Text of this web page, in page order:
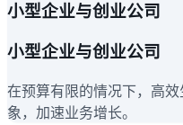
小型企业与创业公司
小型企业与创业公司
在预算有限的情况下，高
象，加速业务增长。